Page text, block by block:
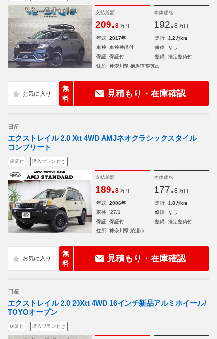
支払総額
209.8 万円
本体価格
192. 8 万円
年式 2017年 走行
1.2万km
車検
車検整備付 修復
なし
保証
保証付 整備
法定整備付
住所
神奈川県 横浜市都筑区
無
料
見積もり・在庫確認
日産
エクストレイル 2.0 Xtt 4WD AMJネオクラシックスタイル
コンプリート
保証付 購入プラン付き
支払総額
189.8 万円
本体価格
177. 8 万円
年式 2006年 走行
1.8万km
車検
'27/1 修復
なし
保証
保証付 整備
法定整備付
住所
神奈川県 綾瀬市
無
料
見積もり・在庫確認
日産
エクストレイル 2.0 20Xtt 4WD 16インチ新品アルミホイール/
TOYOオープン
保証付 購入プラン付き